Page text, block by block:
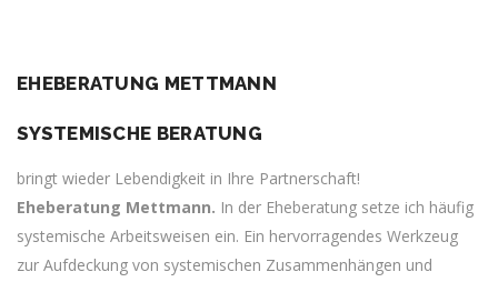
EHEBERATUNG METTMANN
SYSTEMISCHE BERATUNG
bringt wieder Lebendigkeit in Ihre Partnerschaft!
Eheberatung Mettmann. In der Eheberatung setze ich häufig
systemische Arbeitsweisen ein. Ein hervorragendes Werkzeug
zur Aufdeckung von systemischen Zusammenhängen und